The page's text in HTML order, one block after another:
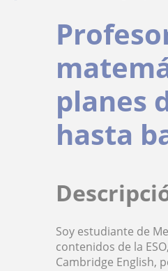
planes
hasta
Soy estudiante de
contenidos de la
Cambridge English,